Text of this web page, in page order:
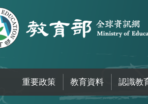
重要政策 教育資料 認識教